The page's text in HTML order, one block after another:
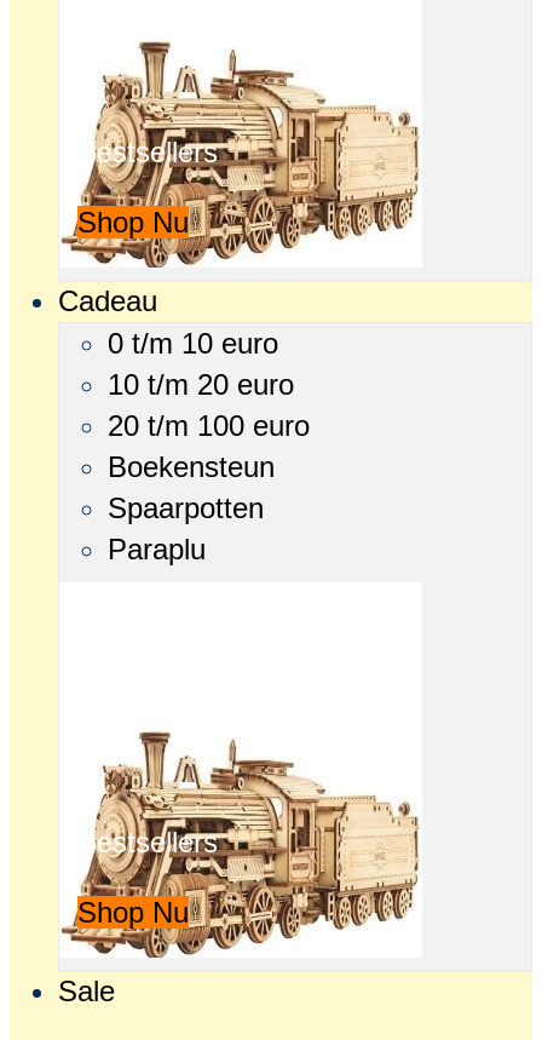
Bestsellers
Shop Nu
Cadeau
0 t/m 10 euro
10 t/m 20 euro
20 t/m 100 euro
Boekensteun
Spaarpotten
Paraplu
Bestsellers
Shop Nu
Sale